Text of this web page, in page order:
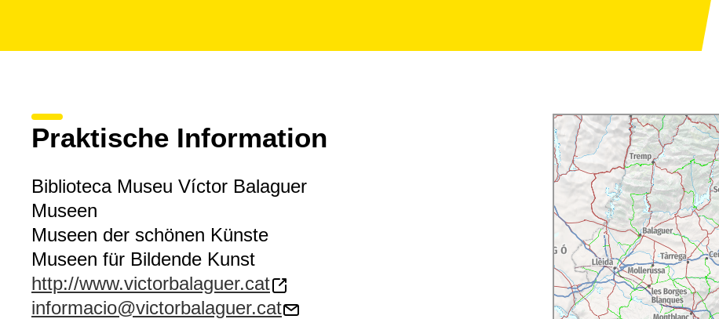
Praktische Information
Biblioteca Museu Víctor Balaguer
Museen
Museen der schönen Künste
Museen für Bildende Kunst
http://www.victorbalaguer.cat
informacio@victorbalaguer.cat